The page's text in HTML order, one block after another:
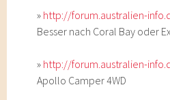
» http://forum.australien-
Besser nach Coral Bay oder
» http://forum.australien-
Apollo Camper 4WD